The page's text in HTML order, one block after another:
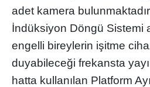
adet kamera
İndüksiyon Döngü Sistemi
engelli bireylerin işitme
duyabileceği frekansta
hatta kullanılan Platform